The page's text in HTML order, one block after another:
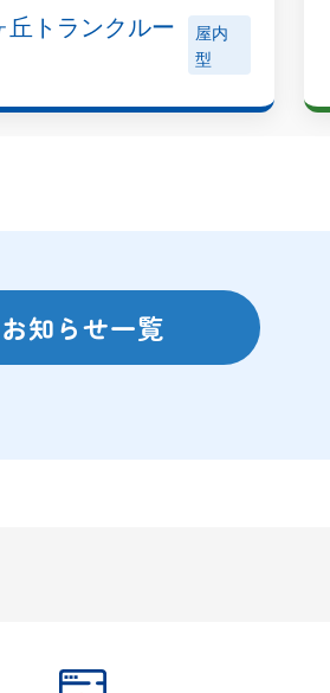
丘トランクルー
屋内
型
お知らせ一覧